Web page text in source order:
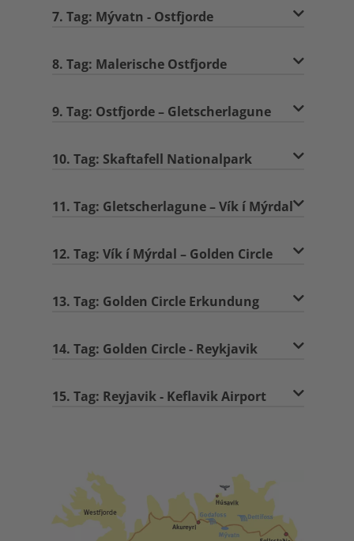
7. Tag: Mývatn - Ostfjorde
8. Tag: Malerische Ostfjorde
9. Tag: Ostfjorde – Gletscherlagune
10. Tag: Skaftafell Nationalpark
11. Tag: Gletscherlagune – Vík í Mýrdal
12. Tag: Vík í Mýrdal – Golden Circle
13. Tag: Golden Circle Erkundung
14. Tag: Golden Circle - Reykjavik
15. Tag: Reyjavik - Keflavik Airport